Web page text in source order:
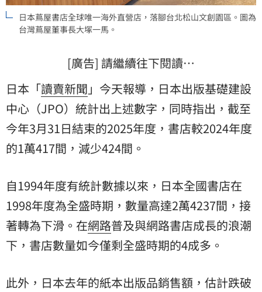
日本蔦屋書店全球唯一海外直營店，落腳台北松山文創園區。圖為
台灣蔦屋董事長大塚一馬。
[廣告] 請繼續往下閱讀…
日本「讀賣新聞 」今天報導，日本出版基礎建設
中心（JPO）統計出上述數字，同時指出，截至
今年3月31日結束的2025年度，書店較2024年度
的1萬417間，減少424間。
自1994年度有統計數據以來，日本全國書店在
1998年度為全盛時期，數量高達2萬4237間，接
著轉為下滑。在網路普及與網路書店成長的浪潮
下，書店數量如今僅剩全盛時期的4成多。
此外，日本去年的紙本出版品銷售額，估計跌破